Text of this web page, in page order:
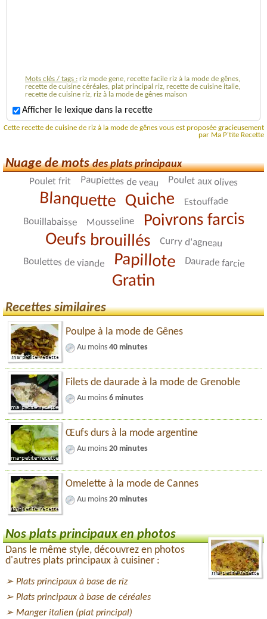
Mots clés / tags : riz mode gene, recette facile riz à la mode de gênes,
recette de cuisine céréales, plat principal riz, recette de cuisine italie,
recette de cuisine riz, riz à la mode de gênes maison
Afficher le lexique dans la recette
Cette recette de cuisine de riz à la mode de gênes vous est proposée gracieusement
par Ma P'tite Recette
Nuage de motsdes plats principaux
Poulet frit Paupiettes de veau Poulet aux olives
Blanquette Quiche Estouffade
Bouillabaisse Mousseline Poivrons farcis
Oeufs brouillés Curry d'agneau
Boulettes de viande Papillote Daurade farcie
Gratin
Recettes similaires
Poulpe à la mode de Gênes
Au moins 40 minutes
Filets de daurade à la mode de Grenoble
Au moins 6 minutes
Œufs durs à la mode argentine
Au moins 20 minutes
Omelette à la mode de Cannes
Au moins 20 minutes
Nos plats principaux en photos
Dans le même style, découvrez en photos
d'autres plats principaux à cuisiner :
Plats principaux à base de riz
Plats principaux à base de céréales
Manger italien (plat principal)